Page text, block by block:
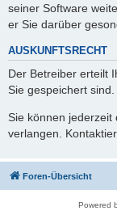
seiner Software
er Sie darüber
AUSKUNFTSRECHT
Der Betreiber erteilt
Sie gespeichert sind.
Sie können jederzeit
verlangen.
Foren-Übersicht
Powered